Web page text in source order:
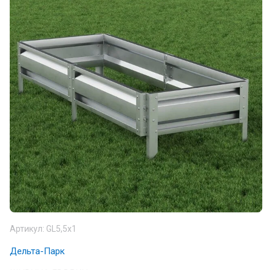
Артикул: GL5,5х1
Дельта-Парк